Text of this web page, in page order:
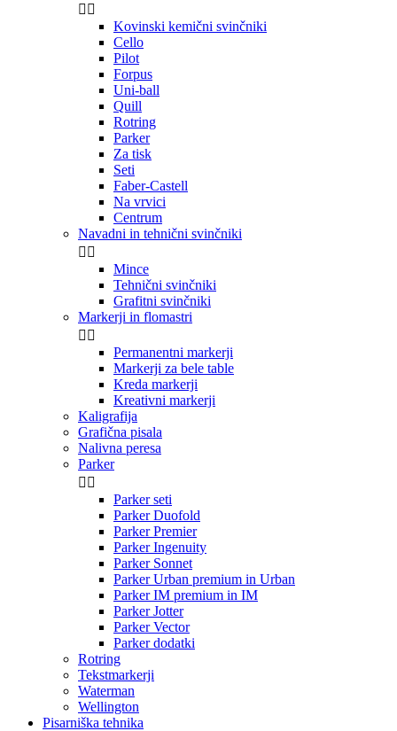
 
Kovinski kemični svinčniki
Cello
Pilot
Forpus
Uni-ball
Quill
Rotring
Parker
Za tisk
Seti
Faber-Castell
Na vrvici
Centrum
Navadni in tehnični svinčniki
 
Mince
Tehnični svinčniki
Grafitni svinčniki
Markerji in flomastri
 
Permanentni markerji
Markerji za bele table
Kreda markerji
Kreativni markerji
Kaligrafija
Grafična pisala
Nalivna peresa
Parker
 
Parker seti
Parker Duofold
Parker Premier
Parker Ingenuity
Parker Sonnet
Parker Urban premium in Urban
Parker IM premium in IM
Parker Jotter
Parker Vector
Parker dodatki
Rotring
Tekstmarkerji
Waterman
Wellington
Pisarniška tehnika